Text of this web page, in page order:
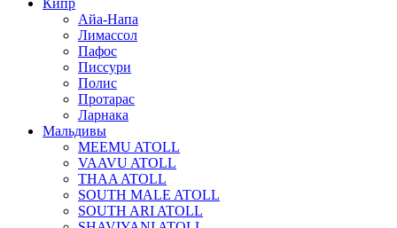
Айа-Напа
Лимассол
Пафос
Писсури
Полис
Протарас
Ларнака
Мальдивы
MEEMU ATOLL
VAAVU ATOLL
THAA ATOLL
SOUTH MALE ATOLL
SOUTH ARI ATOLL